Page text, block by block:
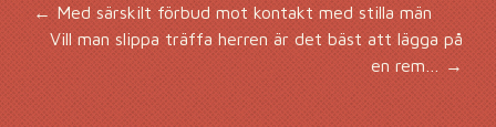
Inläggsnavigering
←Med särskilt förbud mot kontakt med stilla män
Vill man slippa träffa herren är det bäst att lägga på
en rem… →